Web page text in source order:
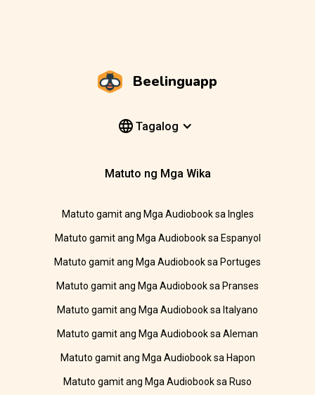
Beelinguapp
Tagalog
Matuto ng Mga Wika
Matuto gamit ang Mga Audiobook sa Ingles
Matuto gamit ang Mga Audiobook sa Espanyol
Matuto gamit ang Mga Audiobook sa Portuges
Matuto gamit ang Mga Audiobook sa Pranses
Matuto gamit ang Mga Audiobook sa Italyano
Matuto gamit ang Mga Audiobook sa Aleman
Matuto gamit ang Mga Audiobook sa Hapon
Matuto gamit ang Mga Audiobook sa Ruso